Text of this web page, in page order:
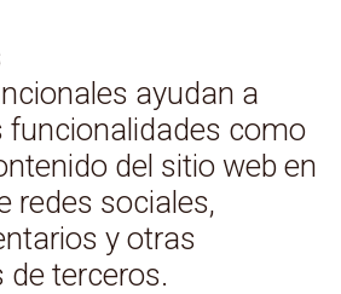
ayudan a
funcionalidades como
del sitio web en
redes sociales,
y otras
terceros.